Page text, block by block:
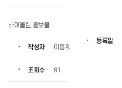
니
다.
바이올린 홍보물
작성자 이용희
등록일
조회수 91